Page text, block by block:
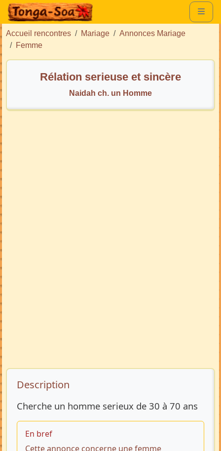
Accueil rencontres Mariage
Annonces Mariage
Femme
Rélation serieuse et sincère
Naidah ch. un Homme
Description de l’annonce
Description
Cherche un homme serieux de 30 à 70 ans
En bref
Cette annonce concerne une femme